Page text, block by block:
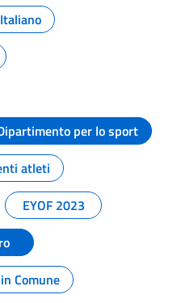
per lo sport
atleti
EYOF 2023
Comune